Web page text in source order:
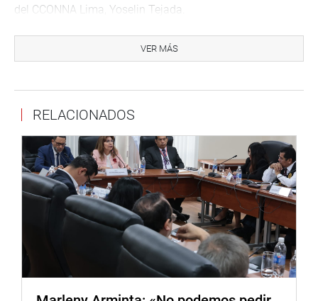
del CCONNA Lima, Yoselin Tejada.
Además, se hicieron presentes el pequeño Pablo Rosadio,
de tan solo 5 años, y el gerente de Desarrollo e Inclusión
simbólico no solo nos recuerda la importancia de
proteger y garantizar los derechos de nuestros niños y
niñas, sino que también nos insta a redoblar nuestros
esfuerzos en la lucha contra la explotación y el abuso
infantil”.
Añadió que, “como representantes del pueblo, es nuestro
deber trabajar incansablemente para construir un futuro
seguro, prometedor e inclusivo para la infancia peruana.
Les anuncio que presentaremos un proyecto de ley que
garantice la prevención y control de la anemia infantil,
VER MÁS
RELACIONADOS